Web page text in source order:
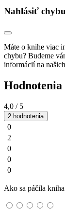
Nahlásiť
Máte o knihe viac
chybu? Budeme
informácií na
Hodnotenia
4,0 / 5
2 hodnotenia
0
2
0
0
0
Ako sa páčila